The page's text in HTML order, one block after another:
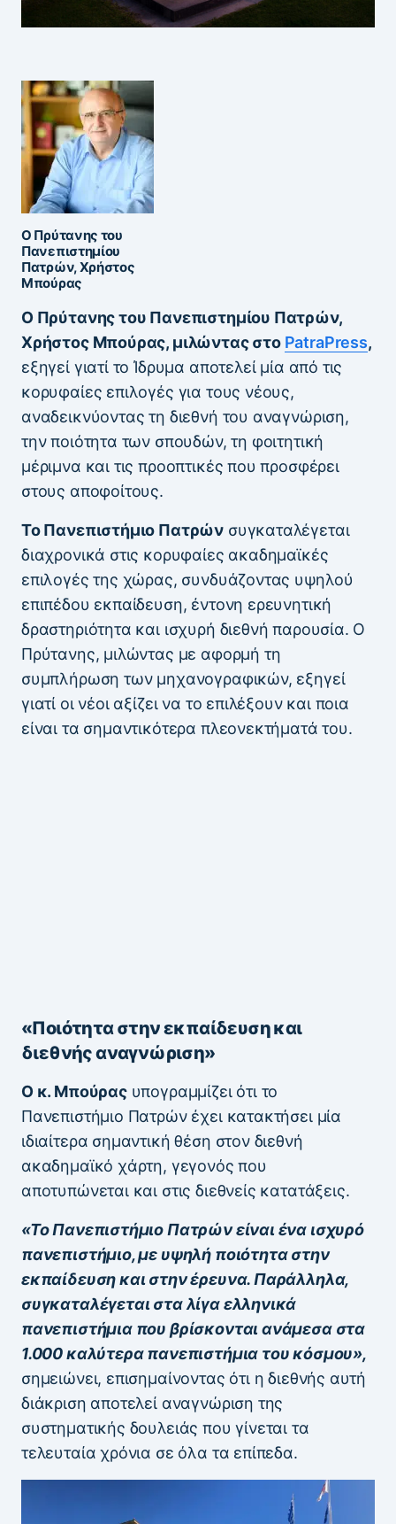
Ο Πρύτανης του
Πανεπιστημίου
Πατρών, Χρήστος
Μπούρας
Ο Πρύτανης του Πανεπιστημίου Πατρών,
Χρήστος Μπούρας, μιλώντας στο PatraPress,
εξηγεί γιατί το Ίδρυμα αποτελεί μία από τις
κορυφαίες επιλογές για τους νέους,
αναδεικνύοντας τη διεθνή του αναγνώριση,
την ποιότητα των σπουδών, τη φοιτητική
μέριμνα και τις προοπτικές που προσφέρει
στους αποφοίτους.
Το Πανεπιστήμιο Πατρών συγκαταλέγεται
διαχρονικά στις κορυφαίες ακαδημαϊκές
επιλογές της χώρας, συνδυάζοντας υψηλού
επιπέδου εκπαίδευση, έντονη ερευνητική
δραστηριότητα και ισχυρή διεθνή παρουσία. Ο
Πρύτανης, μιλώντας με αφορμή τη
συμπλήρωση των μηχανογραφικών, εξηγεί
γιατί οι νέοι αξίζει να το επιλέξουν και ποια
είναι τα σημαντικότερα πλεονεκτήματά του.
«Ποιότητα στην εκπαίδευση και
διεθνής αναγνώριση»
Ο κ. Μπούραςυπογραμμίζει ότι το
Πανεπιστήμιο Πατρών έχει κατακτήσει μία
ιδιαίτερα σημαντική θέση στον διεθνή
ακαδημαϊκό χάρτη, γεγονός που
αποτυπώνεται και στις διεθνείς κατατάξεις.
«Το Πανεπιστήμιο Πατρών είναι ένα ισχυρό
πανεπιστήμιο, με υψηλή ποιότητα στην
εκπαίδευση και στην έρευνα. Παράλληλα,
συγκαταλέγεται στα λίγα ελληνικά
πανεπιστήμια που βρίσκονται ανάμεσα στα
1.000 καλύτερα πανεπιστήμια του κόσμου»,
σημειώνει, επισημαίνοντας ότι η διεθνής αυτή
διάκριση αποτελεί αναγνώριση της
συστηματικής δουλειάς που γίνεται τα
τελευταία χρόνια σε όλα τα επίπεδα.